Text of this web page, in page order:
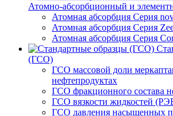
Атомно-абсорбционный и
Атомная абсорбция Серия
Атомная абсорбция Серия
Атомная абсорбция Серия
(ГСО)
ГСО массовой доли
нефтепродуктах
ГСО фракционного состава
ГСО вязкости жидкостей
ГСО давления насыщенных